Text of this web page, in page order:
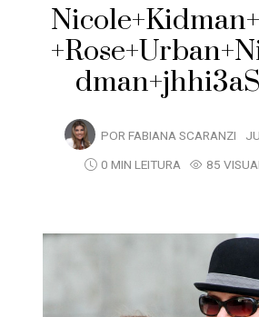
POR FABIANA SCARANZI
0 MIN LEITURA
85